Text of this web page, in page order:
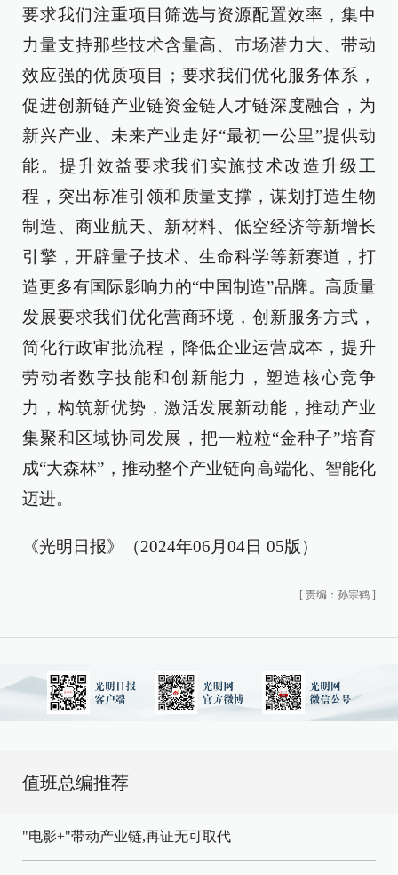
要求我们注重项目筛选与资源配置效率，集中
力量支持那些技术含量高、市场潜力大、带动
效应强的优质项目；要求我们优化服务体系，
促进创新链产业链资金链人才链深度融合，为
新兴产业、未来产业走好“最初一公里”提供动
能。提升效益要求我们实施技术改造升级工
程，突出标准引领和质量支撑，谋划打造生物
制造、商业航天、新材料、低空经济等新增长
引擎，开辟量子技术、生命科学等新赛道，打
造更多有国际影响力的“中国制造”品牌。高质量
发展要求我们优化营商环境，创新服务方式，
简化行政审批流程，降低企业运营成本，提升
劳动者数字技能和创新能力，塑造核心竞争
力，构筑新优势，激活发展新动能，推动产业
集聚和区域协同发展，把一粒粒“金种子”培育
成“大森林”，推动整个产业链向高端化、智能化
迈进。
《光明日报》（2024年06月04日 05版）
[ 责编：孙宗鹤 ]
值班总编推荐
"电影+"带动产业链,再证无可取代